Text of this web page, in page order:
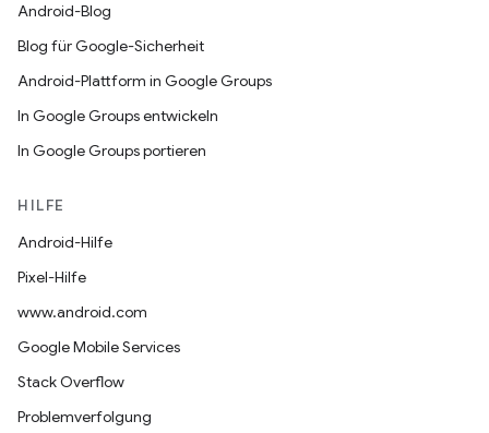
Android-Blog
Blog für Google-Sicherheit
Android-Plattform in Google Groups
In Google Groups entwickeln
In Google Groups portieren
HILFE
Android-Hilfe
Pixel-Hilfe
www.android.com
Google Mobile Services
Stack Overflow
Problemverfolgung